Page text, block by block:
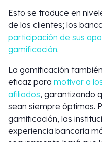
Esto se traduce en
de los clientes; los
participación de sus
gamificación.
La gamificación
eficaz para motivar a
afiliados, garantizando
sean siempre óptimos.
gamificación, las
experiencia bancaria